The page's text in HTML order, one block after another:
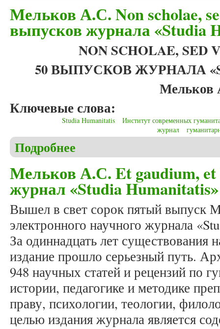
Мельков А.С. Non scholae,
выпусков журнала «Studia
NON SCHOLAE, SED
50 ВЫПУСКОВ ЖУРНАЛА
Мельков
Ключевые слова:
Studia Humanitatis
Институт современных
журнал
Подробнее
Мельков А.С. Et gaudium,
журнал «Studia
Вышел в свет сорок пятый выпуск
электронного научного журнала
За одиннадцать лет существования
издание прошло серьезный путь.
948 научных статей и рецензий по
истории, педагогике и методике
праву, психологии, теологии,
целью издания журнала является